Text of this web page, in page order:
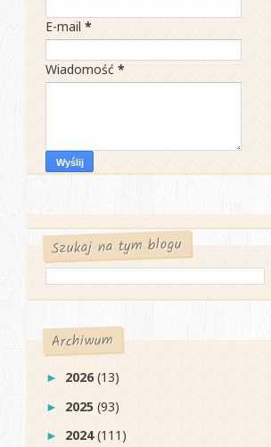
E-mail*
Wiadomość*
Szukaj na tym blogu
Archiwum
► 2026(13)
► 2025(93)
► 2024(111)